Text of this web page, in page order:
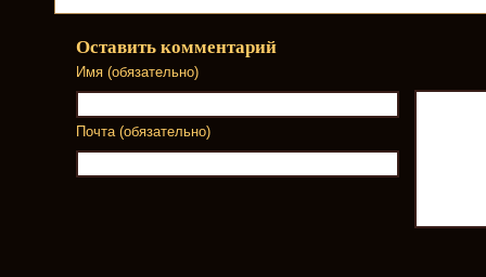
Оставить комментарий
Имя (обязательно)
Почта (обязательно)